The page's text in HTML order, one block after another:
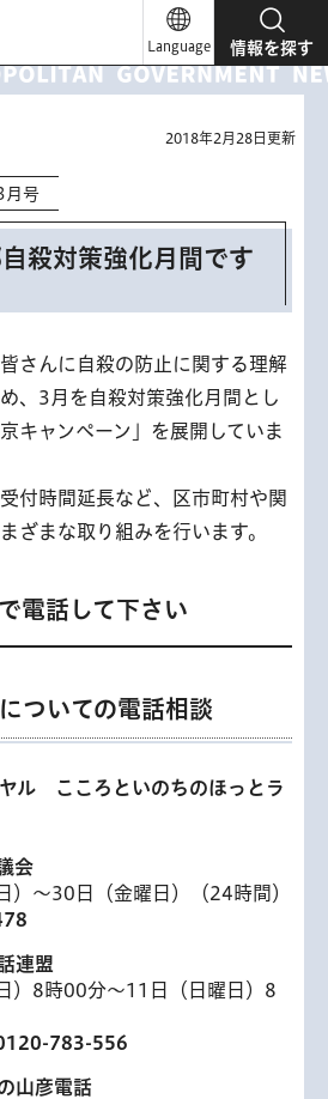
Language 情報を探す
2018年2月28日更新
月号
殺対策強化月間です
さんに自殺の防止に関する理解
、3月を自殺対策強化月間とし
キャンペーン」を展開していま
付時間延長など、区市町村や関
ざまな取り組みを行います。
電話して下さい
ついての電話相談
ル こころといのちのほっとラ
会
）～30日（金曜日）（24時間）
連盟
）8時00分～11日（日曜日）8
783-556
山彦電話